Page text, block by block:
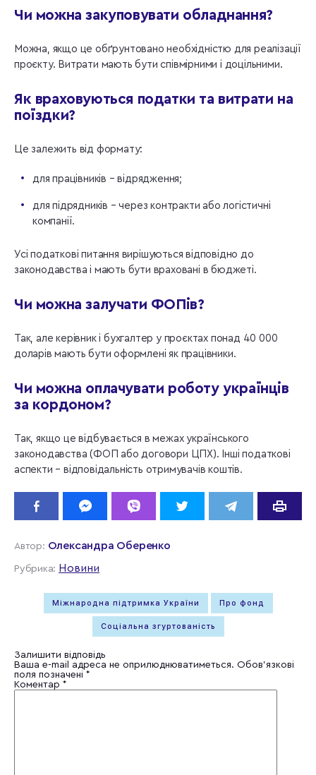
Чи можна закуповувати обладнання?
Можна, якщо це обґрунтовано необхідністю для реалізації
проєкту. Витрати мають бути співмірними і доцільними.
Як враховуються податки та витрати на
поїздки?
Це залежить від формату:
для працівників – відрядження;
для підрядників – через контракти або логістичні
компанії.
Усі податкові питання вирішуються відповідно до
законодавства і мають бути враховані в бюджеті.
Чи можна залучати ФОПів?
Так, але керівник і бухгалтер у проєктах понад 40 000
доларів мають бути оформлені як працівники.
Чи можна оплачувати роботу українців
за кордоном?
Так, якщо це відбувається в межах українського
законодавства (ФОП або договори ЦПХ). Інші податкові
аспекти – відповідальність отримувачів коштів.
Автор: Олександра Оберенко
Рубрика: Новини
Міжнародна підтримка України Про фонд
Соціальна згуртованість
Залишити відповідь
Ваша e-mail адреса не оприлюднюватиметься. Обов’язкові
поля позначені *
Коментар *